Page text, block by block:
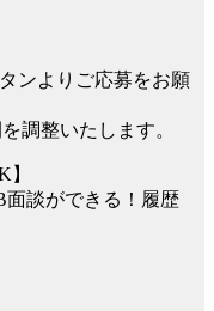
ンよりご応募をお願
調整いたします。
面談ができる！履歴